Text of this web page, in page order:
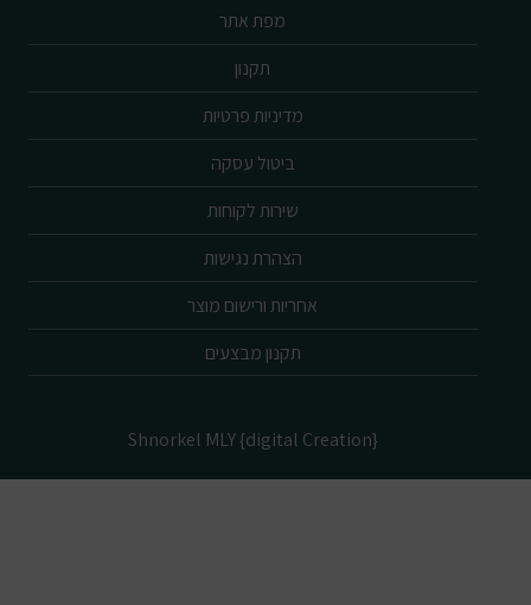
מפת אתר
תקנון
מדיניות פרטיות
ביטול עסקה
שירות לקוחות
הצהרת נגישות
אחריות ורישום מוצר
תקנון מבצעים
Shnorkel MLY {digital Creation}